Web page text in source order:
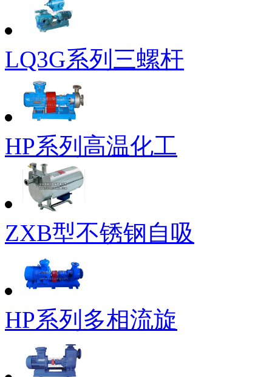
LQ3G系列三螺杆
HP系列高温化工
ZXB型不锈钢自吸
HP系列多相流旋